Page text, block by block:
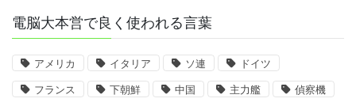
電脳大本営で良く使われる言葉
アメリカ イタリア ソ連 ドイツ
フランス 下朝鮮 中国 主力艦 偵察機